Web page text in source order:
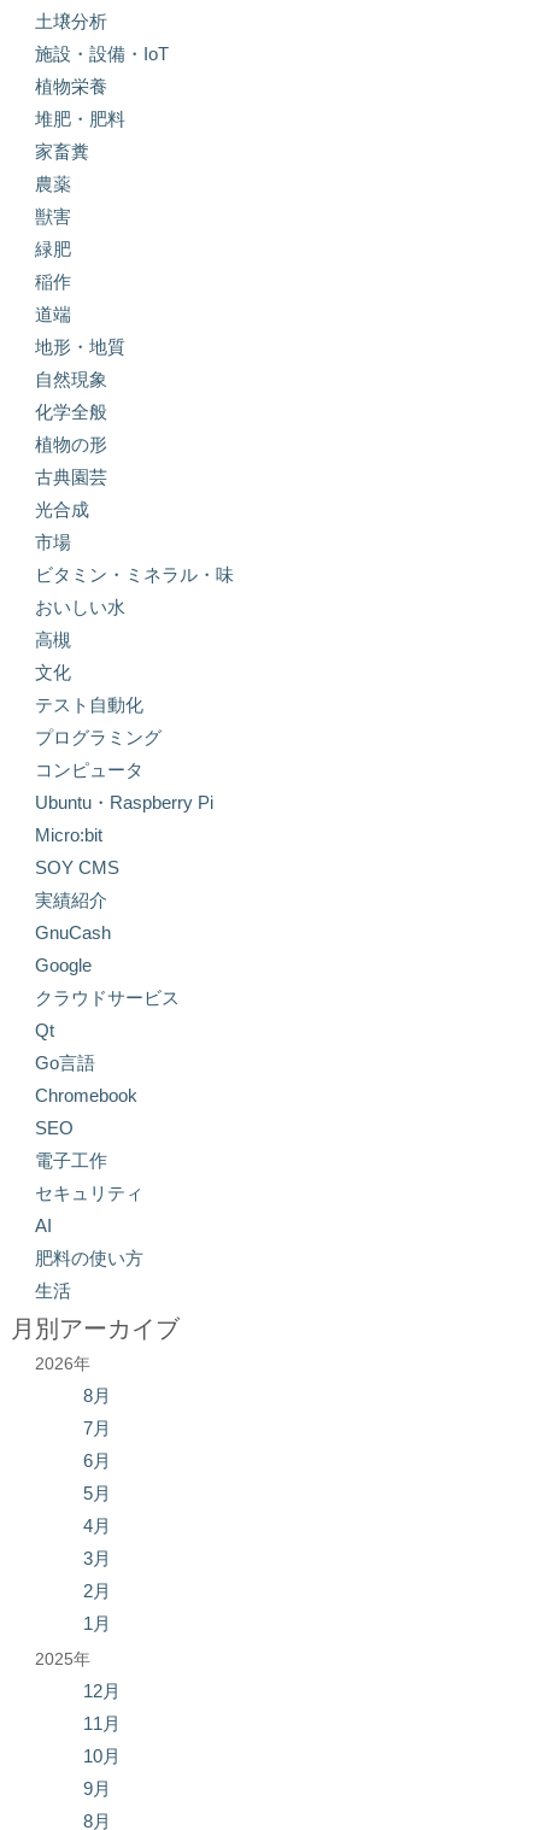
土壌分析
施設・設備・IoT
植物栄養
堆肥・肥料
家畜糞
農薬
獣害
緑肥
稲作
道端
地形・地質
自然現象
化学全般
植物の形
古典園芸
光合成
市場
ビタミン・ミネラル・味
おいしい水
高槻
文化
テスト自動化
プログラミング
コンピュータ
Ubuntu・Raspberry Pi
Micro:bit
SOY CMS
実績紹介
GnuCash
Google
クラウドサービス
Qt
Go言語
Chromebook
SEO
電子工作
セキュリティ
AI
肥料の使い方
生活
月別アーカイブ
2026年
8月
7月
6月
5月
4月
3月
2月
1月
2025年
12月
11月
10月
9月
8月